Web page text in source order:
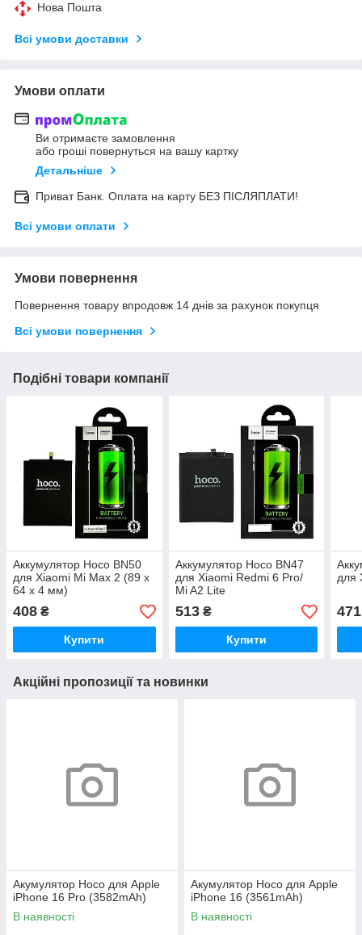
Нова Пошта
Всі умови доставки
Умови оплати
Ви отримаєте замовлення
або гроші повернуться на вашу картку
Детальніше
Приват Банк. Оплата на карту БЕЗ ПІСЛЯПЛАТИ!
Всі умови оплати
Умови повернення
Повернення товару впродовж 14 днів за рахунок покупця
Всі умови повернення
Подібні товари компанії
Аккумулятор Hoco BN50
для Xiaomi Mi Max 2 (89 x
64 x 4 мм)
408 ₴
Купити
Аккумулятор Hoco BN47
для Xiaomi Redmi 6 Pro/
Mi A2 Lite
513₴
Купити
для
471
Акційні пропозиції та новинки
Акумулятор Hoco для Apple
iPhone 16 Pro (3582mAh)
В наявності
Акумулятор Hoco для Apple
iPhone 16 (3561mAh)
В наявності